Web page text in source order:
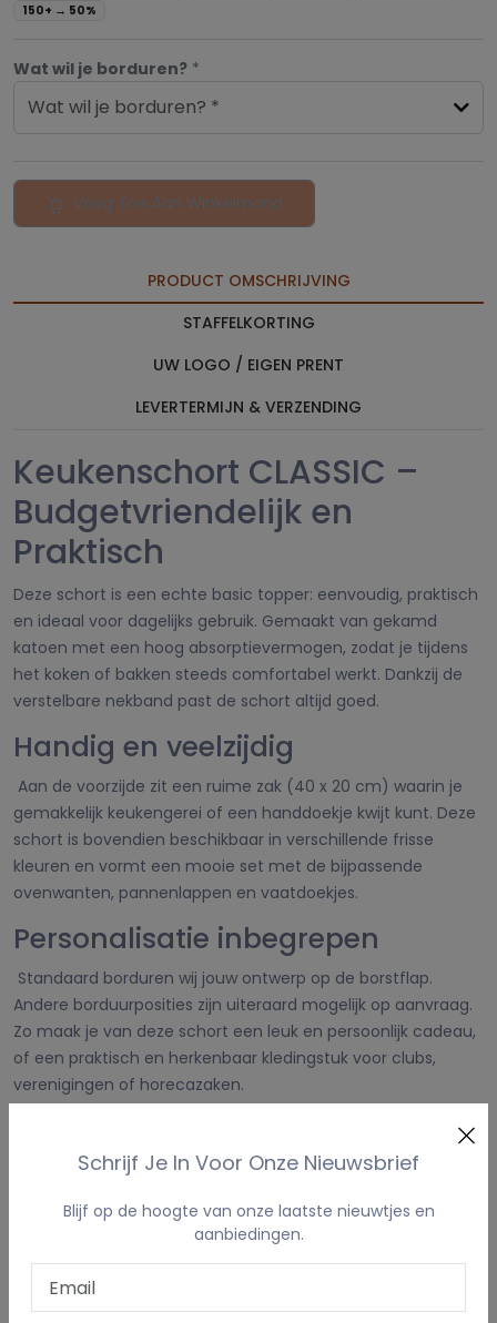
150+ → 50%
Wat wil je borduren? *
Wat wil je borduren? *
Voeg Toe Aan Winkelmand
PRODUCT OMSCHRIJVING
STAFFELKORTING
UW LOGO / EIGEN PRENT
LEVERTERMIJN & VERZENDING
Keukenschort CLASSIC –
Budgetvriendelijk en
Praktisch
Deze schort is een echte basic topper: eenvoudig, praktisch
en ideaal voor dagelijks gebruik. Gemaakt van gekamd
katoen met een hoog absorptievermogen, zodat je tijdens
het koken of bakken steeds comfortabel werkt. Dankzij de
verstelbare nekband past de schort altijd goed.
Handig en veelzijdig
Aan de voorzijde zit een ruime zak (40 x 20 cm) waarin je
gemakkelijk keukengerei of een handdoekje kwijt kunt. Deze
schort is bovendien beschikbaar in verschillende frisse
kleuren en vormt een mooie set met de bijpassende
ovenwanten, pannenlappen en vaatdoekjes.
Personalisatie inbegrepen
Standaard borduren wij jouw ontwerp op de borstflap.
Andere borduurposities zijn uiteraard mogelijk op aanvraag.
Zo maak je van deze schort een leuk en persoonlijk cadeau,
of een praktisch en herkenbaar kledingstuk voor clubs,
verenigingen of horecazaken.
Schrijf Je In Voor Onze Nieuwsbrief
Blijf op de hoogte van onze laatste nieuwtjes en
aanbiedingen.